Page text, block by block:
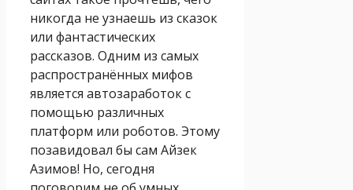
никогда не узнаешь из сказок
или фантастических
рассказов. Одним из самых
распространённых мифов
является автозаработок с
помощью различных
платформ или роботов. Этому
позавидовал бы сам Айзек
Азимов! Но, сегодня